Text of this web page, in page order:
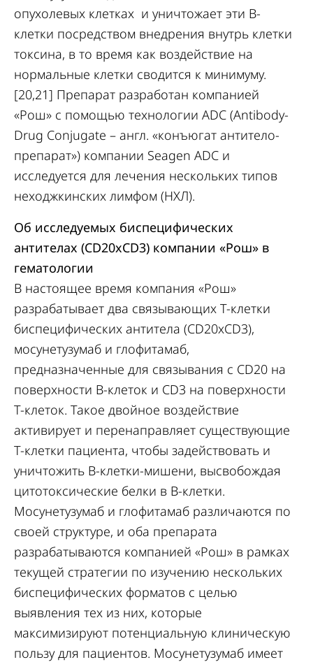
опухолевых клетках и уничтожает эти B-
клетки посредством внедрения внутрь клетки
токсина, в то время как воздействие на
нормальные клетки сводится к минимуму.
[20,21] Препарат разработан компанией
«Рош» с помощью технологии ADC (Antibody-
Drug Conjugate – англ. «конъюгат антитело-
препарат») компании Seagen ADC и
исследуется для лечения нескольких типов
неходжкинских лимфом (НХЛ).
Об исследуемых биспецифических
антителах (CD20xCD3) компании «Рош» в
гематологии
В настоящее время компания «Рош»
разрабатывает два связывающих Т-клетки
биспецифических антитела (CD20xCD3),
мосунетузумаб и глофитамаб,
предназначенные для связывания с CD20 на
поверхности В-клеток и CD3 на поверхности
Т-клеток. Такое двойное воздействие
активирует и перенаправляет существующие
Т-клетки пациента, чтобы задействовать и
уничтожить В-клетки-мишени, высвобождая
цитотоксические белки в В-клетки.
Мосунетузумаб и глофитамаб различаются по
своей структуре, и оба препарата
разрабатываются компанией «Рош» в рамках
текущей стратегии по изучению нескольких
биспецифических форматов с целью
выявления тех из них, которые
максимизируют потенциальную клиническую
пользу для пациентов. Мосунетузумаб имеет